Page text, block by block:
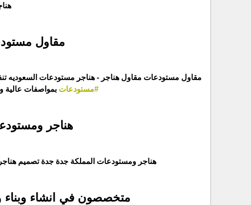
مقاول
مقاول مستودعات مقاول هناجر - هناجر مستودعات السعوديه
#مستودعات بمواصفات عالية
هناجر
هناجر ومستودعات المملكة جدة جدة تصميم
متخصصون في انشاء وبناء